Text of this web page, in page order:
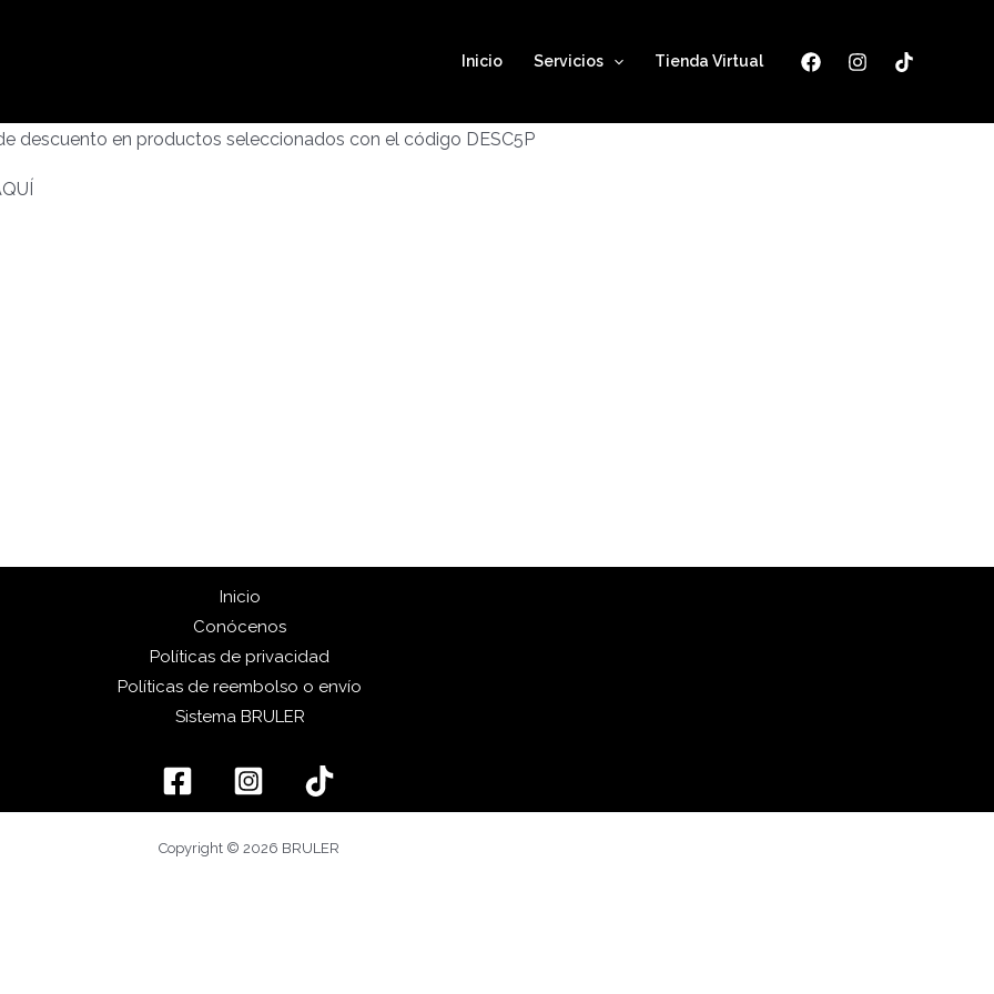
Inicio Servicios Tienda Virtual
descuento en productos seleccionados con el código DESC5P
Inicio
Conócenos
Políticas de privacidad
Políticas de reembolso o envío
Sistema BRULER
Copyright © 2026 BRULER